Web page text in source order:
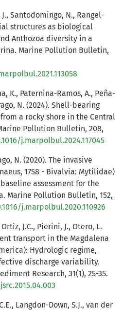
Santodomingo, N., Rangel-
structures as biological
Anthozoa diversity in a
Marine Pollution Bulletin,
K., Paternina-Ramos, A., Peña-
N. (2024). Shell-bearing
a rocky shore in the Central
Pollution Bulletin, 208,
j.marpolbul.2024.117045
N. (2020). The invasive
1758 - Bivalvia: Mytilidae)
assessment for the
Marine Pollution Bulletin, 152,
j.marpolbul.2020.110926
J.C., Pierini, J., Otero, L.
transport in the Magdalena
Hydrologic regime,
discharge variability.
Research, 31(1), 25-35.
Langdon-Down, S.J., van der